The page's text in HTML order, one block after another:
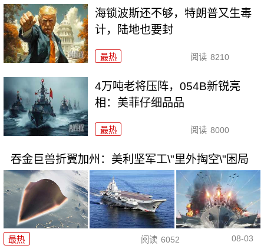
海锁波斯还不够，特朗普又生毒
计，陆地也要封
最热 阅读 8210
4万吨老将压阵，054B新锐亮
相：美菲仔细品品
最热 阅读 8000
吞金巨兽折翼加州：美利坚军工\"里外掏空\"困局
最热 阅读 6052 08-03